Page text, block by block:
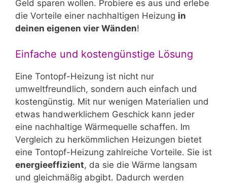
Geld sparen wollen. Probiere es aus und erlebe
die Vorteile einer nachhaltigen Heizung in
deinen eigenen vier Wänden!
Einfache und kostengünstige Lösung
Eine Tontopf-Heizung ist nicht nur
umweltfreundlich, sondern auch einfach und
kostengünstig. Mit nur wenigen Materialien und
etwas handwerklichem Geschick kann jeder
eine nachhaltige Wärmequelle schaffen. Im
Vergleich zu herkömmlichen Heizungen bietet
eine Tontopf-Heizung zahlreiche Vorteile. Sie ist
energieeffizient, da sie die Wärme langsam
und gleichmäßig abgibt. Dadurch werden